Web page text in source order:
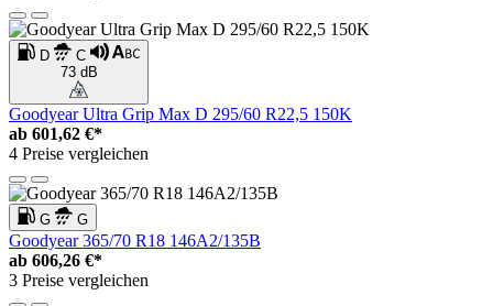
D
C
73 dB
Goodyear Ultra Grip Max D 295/60 R22,5 150K
ab 601,62 €*
4 Preise vergleichen
G G
Goodyear 365/70 R18 146A2/135B
ab 606,26 €*
3 Preise vergleichen